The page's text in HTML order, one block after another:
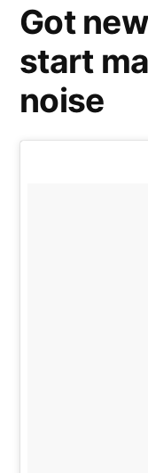
Got
start
noise